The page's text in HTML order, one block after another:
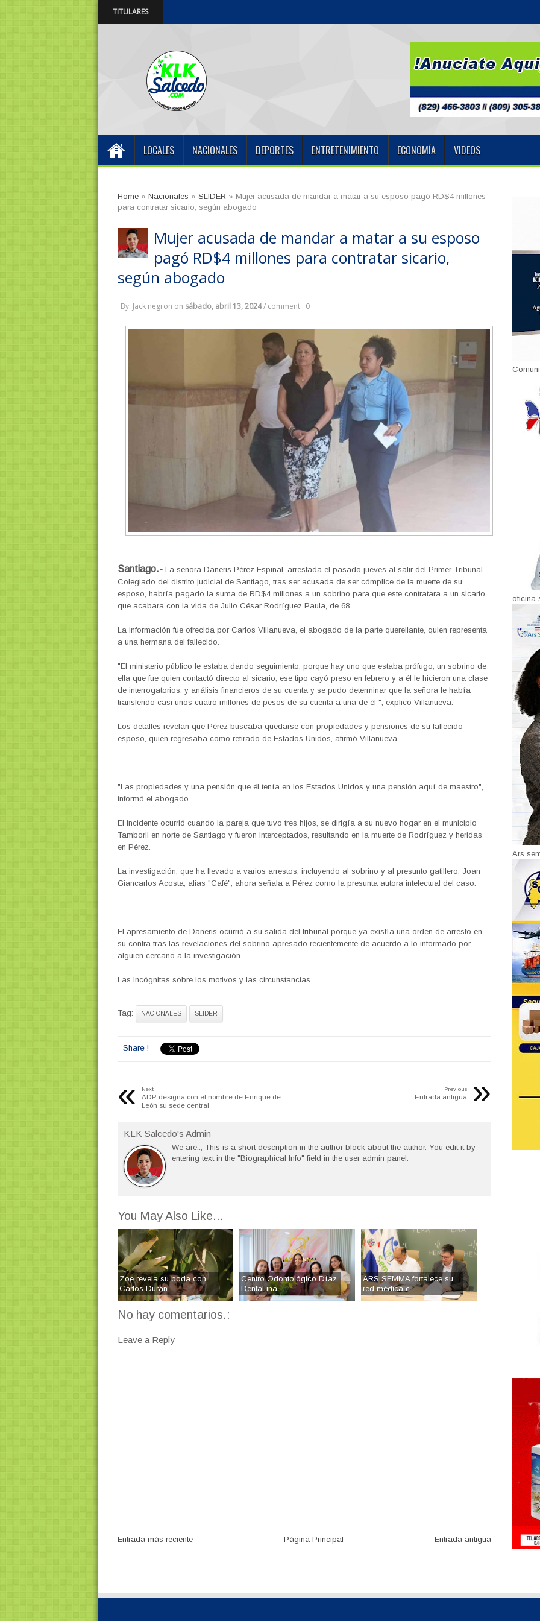
TITULARES
ARS SEMMA fortalece su red médica con integración de nuevos centros de salud en la Región Norte
LOCALES NACIONALES DEPORTES ENTRETENIMIENTO ECONOMÍA VIDEOS
Home» Nacionales » SLIDER » Mujer acusada de mandar a matar a su esposo pagó RD$4 millones
para contratar sicario, según abogado
Mujer acusada de mandar a matar a su esposo
pagó RD$4 millones para contratar sicario,
según abogado
By: Jack negron on sábado, abril 13, 2024 / comment : 0
Santiago.- La señora Daneris Pérez Espinal, arrestada el pasado jueves al salir del Primer Tribunal
Colegiado del distrito judicial de Santiago, tras ser acusada de ser cómplice de la muerte de su
esposo, habría pagado la suma de RD$4 millones a un sobrino para que este contratara a un sicario
que acabara con la vida de Julio César Rodríguez Paula, de 68.
La información fue ofrecida por Carlos Villanueva, el abogado de la parte querellante, quien representa
a una hermana del fallecido.
"El ministerio público le estaba dando seguimiento, porque hay uno que estaba prófugo, un sobrino de
ella que fue quien contactó directo al sicario, ese tipo cayó preso en febrero y a él le hicieron una clase
de interrogatorios, y análisis financieros de su cuenta y se pudo determinar que la señora le había
transferido casi unos cuatro millones de pesos de su cuenta a una de él ", explicó Villanueva.
Los detalles revelan que Pérez buscaba quedarse con propiedades y pensiones de su fallecido
esposo, quien regresaba como retirado de Estados Unidos, afirmó Villanueva.
"Las propiedades y una pensión que él tenía en los Estados Unidos y una pensión aquí de maestro",
informó el abogado.
El incidente ocurrió cuando la pareja que tuvo tres hijos, se dirigía a su nuevo hogar en el municipio
Tamboril en norte de Santiago y fueron interceptados, resultando en la muerte de Rodríguez y heridas
en Pérez.
La investigación, que ha llevado a varios arrestos, incluyendo al sobrino y al presunto gatillero, Joan
Giancarlos Acosta, alias "Café", ahora señala a Pérez como la presunta autora intelectual del caso.
El apresamiento de Daneris ocurrió a su salida del tribunal porque ya existía una orden de arresto en
su contra tras las revelaciones del sobrino apresado recientemente de acuerdo a lo informado por
alguien cercano a la investigación.
Las incógnitas sobre los motivos y las circunstancias
Tag: NACIONALES SLIDER
Share !
« Next
ADP designa con el nombre de Enrique de
León su sede central
»
Previous
Entrada antigua
KLK Salcedo's Admin
We are.., This is a short description in the author block about the author. You edit it by
entering text in the "Biographical Info" field in the user admin panel.
You May Also Like...
Zoe revela su boda con
Carlos Durán...
Centro Odontológico Díaz
Dental ina...
ARS SEMMA fortalece su
red médica c...
No hay comentarios.:
Leave a Reply
Entrada más reciente Entrada antigua
Página Principal
oficina
Ars